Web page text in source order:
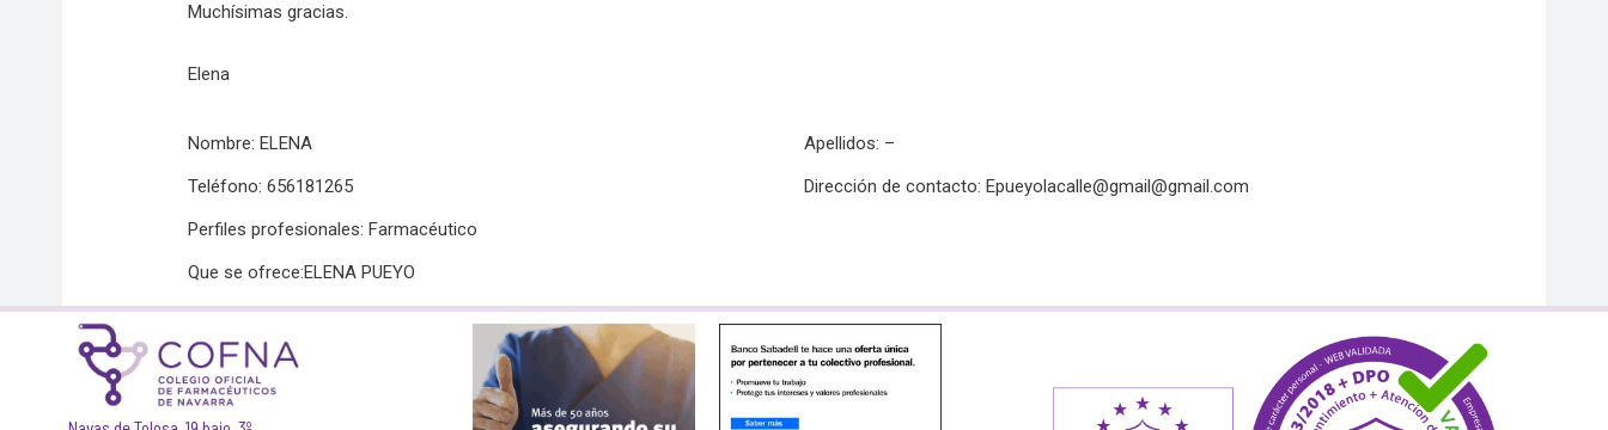
Muchísimas gracias.
Elena
Nombre: ELENA
Apellidos: –
Teléfono: 656181265
Dirección de contacto: Epueyolacalle@gmail@gmail.com
Perfiles profesionales: Farmacéutico
Que se ofrece:ELENA PUEYO